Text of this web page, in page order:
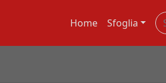
Home Sfoglia